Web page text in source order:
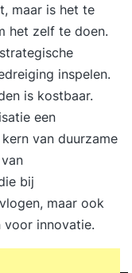
Nespresso,
Heineken,
IBO,
Steinweg,
AMG,
Idexx,
VVV Nederland,
Volksbank,
Politie,
Ictro,
Ventures
Zaken,
maar is het te
het zelf te doen.
inspelen.
is kostbaar.
een
van duurzame
bij
maar ook
innovatie.